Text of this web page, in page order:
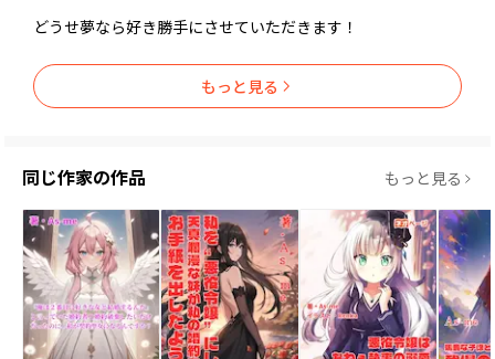
どうせ夢なら好き勝手にさせていただきます！
もっと見る
同じ作家の作品 もっと見る